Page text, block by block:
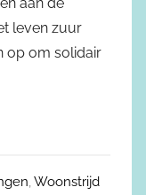
leven zuur
op om solidair
,Woonstrijd